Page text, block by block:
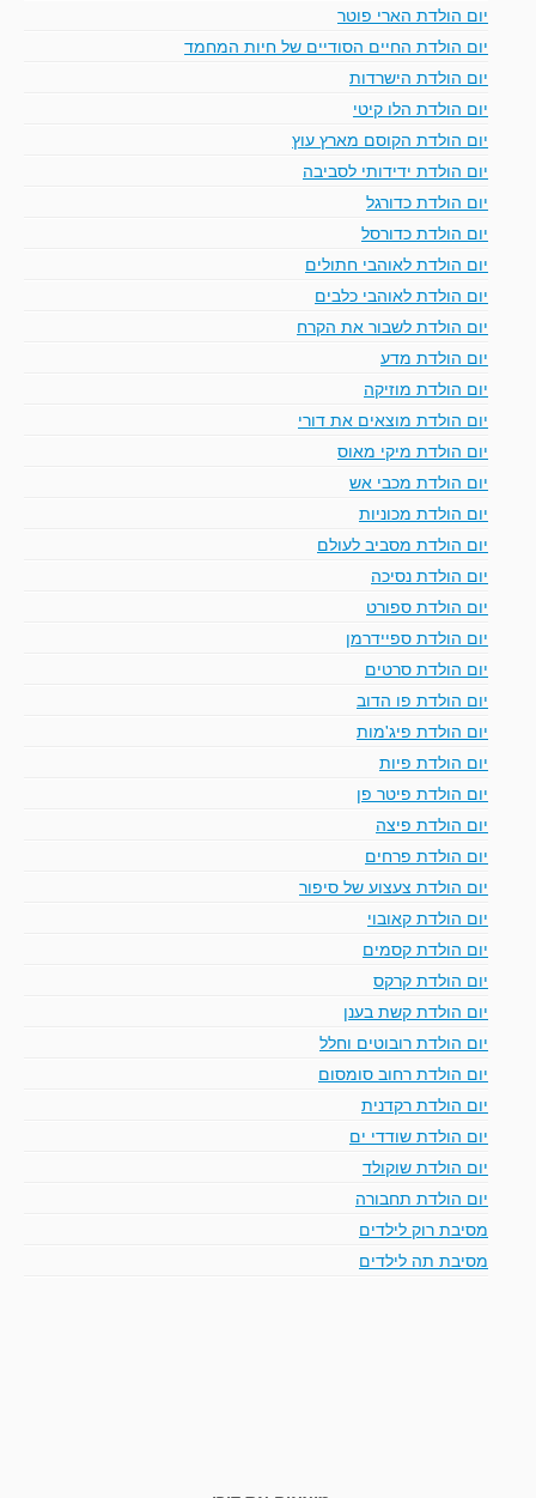
יום הולדת הארי פוטר
יום הולדת החיים הסודיים של חיות המחמד
יום הולדת הישרדות
יום הולדת הלו קיטי
יום הולדת הקוסם מארץ עוץ
יום הולדת ידידותי לסביבה
יום הולדת כדורגל
יום הולדת כדורסל
יום הולדת לאוהבי חתולים
יום הולדת לאוהבי כלבים
יום הולדת לשבור את הקרח
יום הולדת מדע
יום הולדת מוזיקה
יום הולדת מוצאים את דורי
יום הולדת מיקי מאוס
יום הולדת מכבי אש
יום הולדת מכוניות
יום הולדת מסביב לעולם
יום הולדת נסיכה
יום הולדת ספורט
יום הולדת ספיידרמן
יום הולדת סרטים
יום הולדת פו הדוב
יום הולדת פיג'מות
יום הולדת פיות
יום הולדת פיטר פן
יום הולדת פיצה
יום הולדת פרחים
יום הולדת צעצוע של סיפור
יום הולדת קאובוי
יום הולדת קסמים
יום הולדת קרקס
יום הולדת קשת בענן
יום הולדת רובוטים וחלל
יום הולדת רחוב סומסום
יום הולדת רקדנית
יום הולדת שודדי ים
יום הולדת שוקולד
יום הולדת תחבורה
מסיבת רוק לילדים
מסיבת תה לילדים